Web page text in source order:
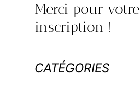
Merci pour votre
inscription !
CATÉGORIES